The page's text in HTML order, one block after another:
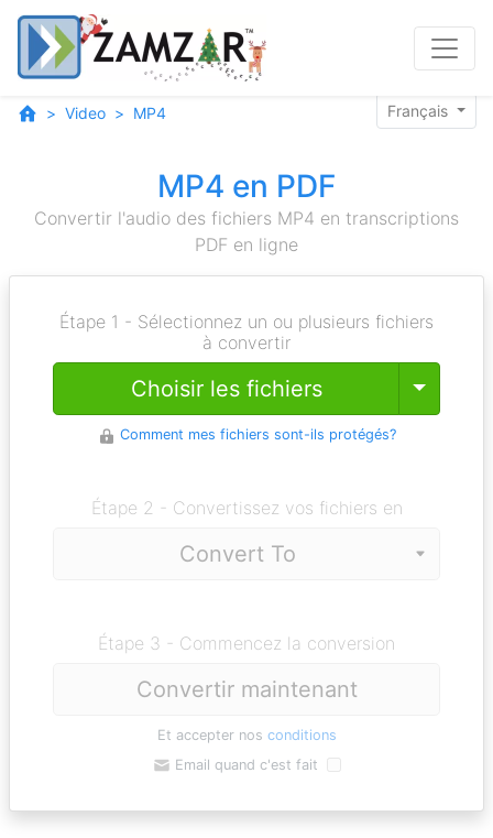
Video MP4 Français
MP4 en PDF
Convertir l'audio des fichiers MP4 en transcriptions
PDF en ligne
Étape 1 - Sélectionnez un ou plusieurs fichiers
à convertir
Choisir les fichiers Toggle
Comment mes fichiers sont-ils protégés?
Étape 2 - Convertissez vos fichiers en
Étape 3 - Commencez la conversion
Convertir maintenant
Et accepter nos conditions
Email quand c'est fait